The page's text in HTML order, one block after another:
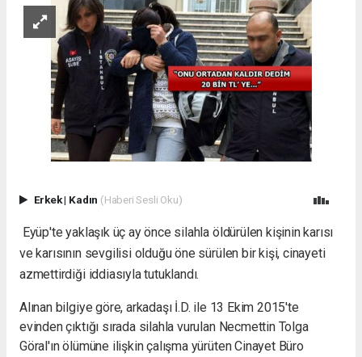
Erkek| Kadın (Haberi Sesli Oku)
Eyüp'te yaklaşık üç ay önce silahla öldürülen kişinin karısı
ve karısının sevgilisi olduğu öne sürülen bir kişi, cinayeti
azmettirdiği iddiasıyla tutuklandı.
Alınan bilgiye göre, arkadaşı İ.D. ile 13 Ekim 2015'te
evinden çıktığı sırada silahla vurulan Necmettin Tolga
Göral'ın ölümüne ilişkin çalışma yürüten Cinayet Büro